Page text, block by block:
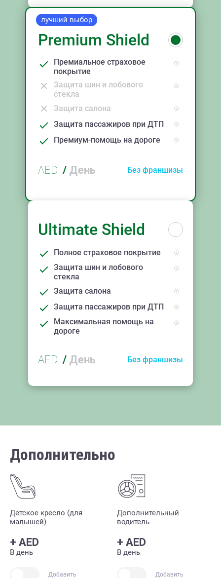
лучший выбор
Premium Shield
Премиальное страховое
покрытие
Защита шин и лобового
стекла
Защита салона
Защита пассажиров при ДТП
Премиум-помощь на дороге
AED / День Без франшизы
Ultimate Shield
Полное страховое покрытие
Защита шин и лобового
стекла
Защита салона
Защита пассажиров при ДТП
Максимальная помощь на
дороге
AED / День Без франшизы
Дополнительно
Детское кресло (для
малышей)
+ AED
В день
Добавить
Дополнительный
водитель
+ AED
В день
Добавить